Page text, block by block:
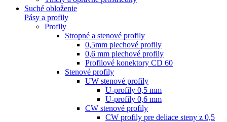
Suché obloženie
Pásy a profily
Profily
Stropné a stenové profily
0,5mm plechové profily
0,6 mm plechové profily
Profilové konektory CD 60
Stenové profily
UW stenové profily
U-profily 0,5 mm
U-profily 0,6 mm
CW stenové profily
CW profily pre deliace steny z 0,5